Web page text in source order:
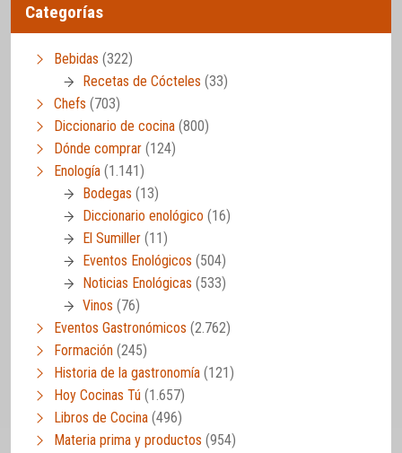
Categorías
Bebidas (322)
Recetas de Cócteles (33)
Chefs (703)
Diccionario de cocina (800)
Dónde comprar (124)
Enología (1.141)
Bodegas (13)
Diccionario enológico (16)
El Sumiller (11)
Eventos Enológicos (504)
Noticias Enológicas (533)
Vinos (76)
Eventos Gastronómicos (2.762)
Formación (245)
Historia de la gastronomía (121)
Hoy Cocinas Tú (1.657)
Libros de Cocina (496)
Materia prima y productos (954)